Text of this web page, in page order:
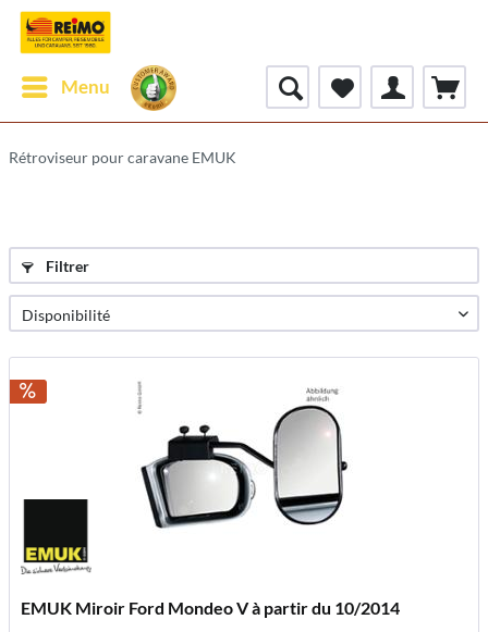
Menu
Rétroviseur pour caravane EMUK
Filtrer
EMUK Miroir Ford Mondeo V à partir du 10/2014